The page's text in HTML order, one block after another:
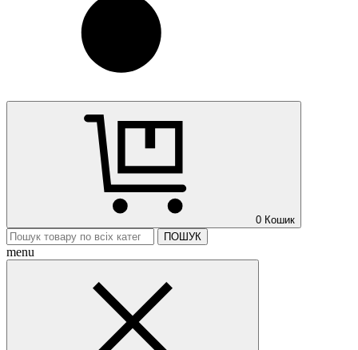
0 Кошик
ПОШУК
menu